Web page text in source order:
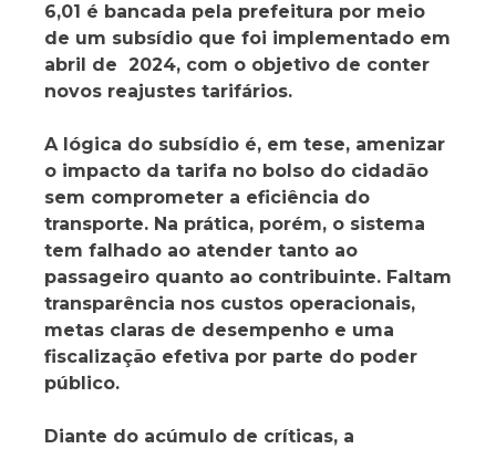
6,01 é bancada pela prefeitura por meio
de um subsídio que foi implementado em
abril de 2024, com o objetivo de conter
novos reajustes tarifários.
A lógica do subsídio é, em tese, amenizar
o impacto da tarifa no bolso do cidadão
sem comprometer a eficiência do
transporte. Na prática, porém, o sistema
tem falhado ao atender tanto ao
passageiro quanto ao contribuinte. Faltam
transparência nos custos operacionais,
metas claras de desempenho e uma
fiscalização efetiva por parte do poder
público.
Diante do acúmulo de críticas, a